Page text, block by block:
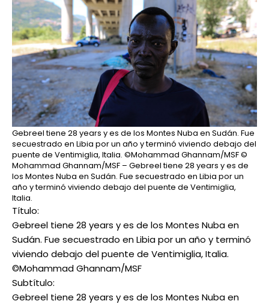
Gebreel tiene 28 years y es de los Montes Nuba en Sudán. Fue
secuestrado en Libia por un año y terminó viviendo debajo del
puente de Ventimiglia, Italia. ©Mohammad Ghannam/MSF©
Mohammad Ghannam/MSF – Gebreel tiene 28 years y es de
los Montes Nuba en Sudán. Fue secuestrado en Libia por un
año y terminó viviendo debajo del puente de Ventimiglia,
Italia.
Título:
Gebreel tiene 28 years y es de los Montes Nuba en
Sudán. Fue secuestrado en Libia por un año y terminó
viviendo debajo del puente de Ventimiglia, Italia.
©Mohammad Ghannam/MSF
Subtítulo:
Gebreel tiene 28 years y es de los Montes Nuba en